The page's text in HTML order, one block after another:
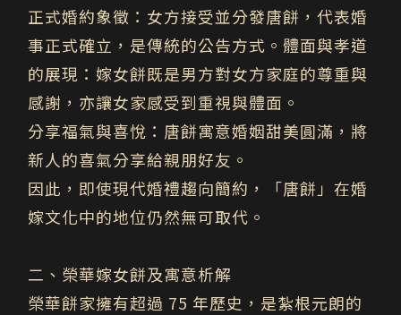
正式婚約象徵： 女方接受並分發唐餅，代表婚
事正式確立，是傳統的公告方式。 體面與孝道
的展現： 嫁女餅既是男方對女方家庭的尊重與
感謝，亦讓女家感受到重視與體面。
分享福氣與喜悅： 唐餅寓意婚姻甜美圓滿，將
新人的喜氣分享給親朋好友。
因此，即使現代婚禮趨向簡約，「唐餅」在婚
嫁文化中的地位仍然無可取代。
二、榮華嫁女餅及寓意析解
榮華餅家擁有超過 75 年歷史，是紮根元朗的